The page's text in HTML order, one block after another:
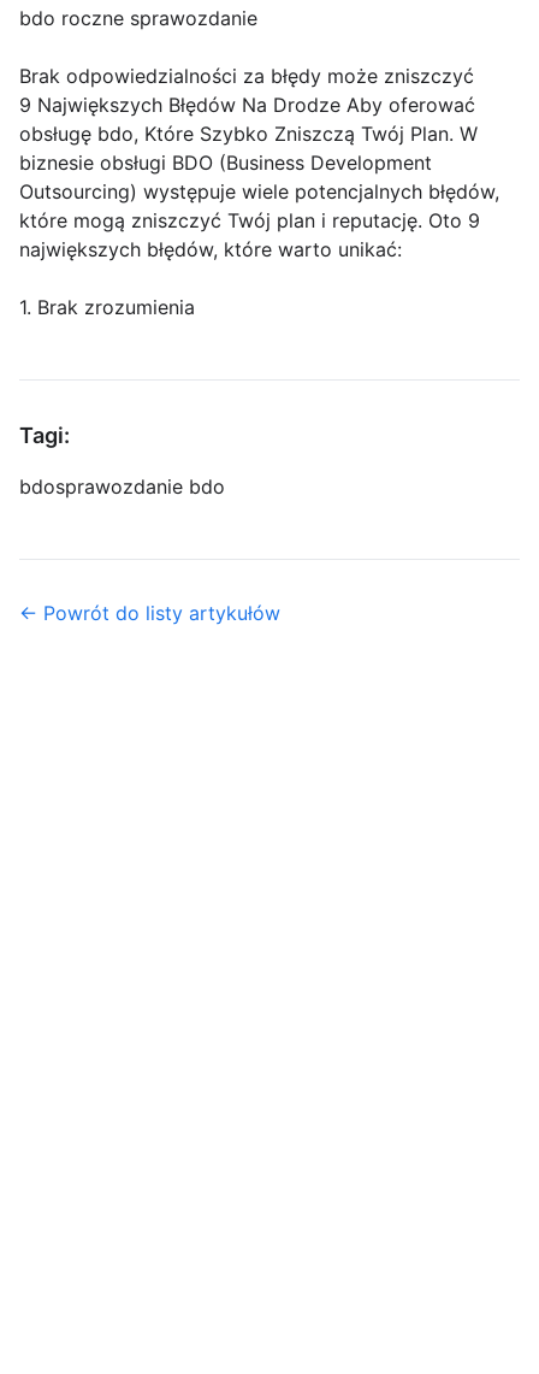
bdo roczne sprawozdanie
Brak odpowiedzialności za błędy może zniszczyć
9 Największych Błędów Na Drodze Aby oferować
obsługę bdo, Które Szybko Zniszczą Twój Plan. W
biznesie obsługi BDO (Business Development
Outsourcing) występuje wiele potencjalnych błędów,
które mogą zniszczyć Twój plan i reputację. Oto 9
największych błędów, które warto unikać:
1. Brak zrozumienia
Tagi:
bdosprawozdanie bdo
← Powrót do listy artykułów